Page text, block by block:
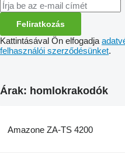
Feliratkozás
Kattintásával Ön elfogadja
felhasználói szerződésünket.
Árak: homlokrakodók
Amazone ZA-TS 4200